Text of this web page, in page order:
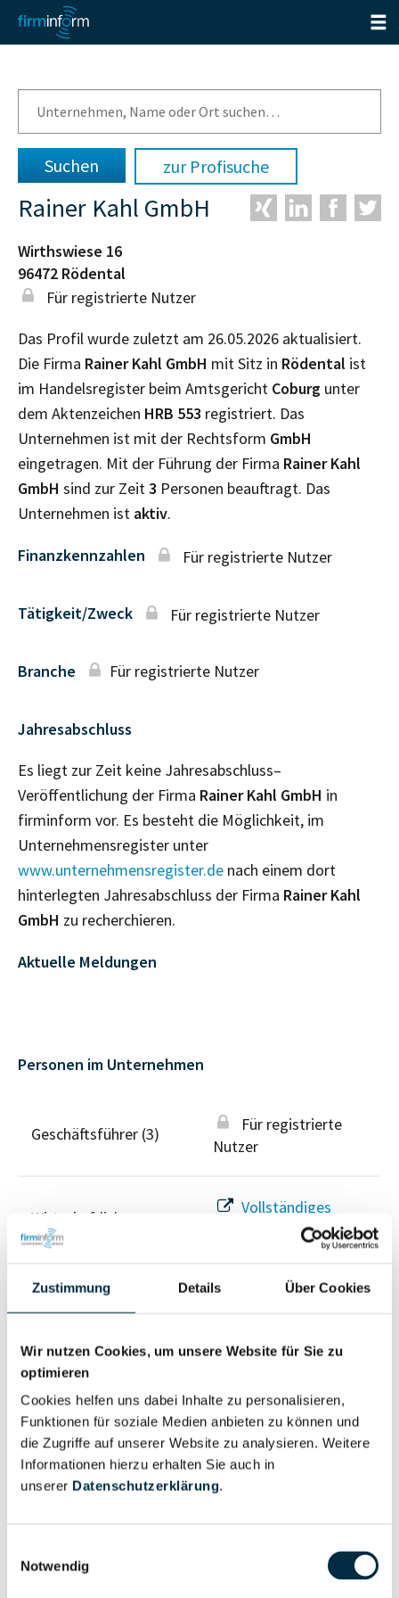
Zustimmung Details Über Cookies
Wir nutzen Cookies, um unsere Website für Sie zu
optimieren
Cookies helfen uns dabei Inhalte zu personalisieren,
Funktionen für soziale Medien anbieten zu können und
die Zugriffe auf unserer Website zu analysieren. Weitere
Informationen hierzu erhalten Sie auch in
unserer Datenschutzerklärung.
Notwendig
zur Profisuche
Rainer Kahl GmbH
Wirthswiese 16
96472 Rödental
Für registrierte Nutzer
Das Profil wurde zuletzt am 26.05.2026 aktualisiert.
Die Firma Rainer Kahl GmbH mit Sitz in Rödental ist
im Handelsregister beim Amtsgericht Coburg unter
dem Aktenzeichen HRB 553 registriert. Das
Unternehmen ist mit der Rechtsform GmbH
eingetragen. Mit der Führung der Firma Rainer Kahl
GmbH sind zur Zeit3 Personen beauftragt. Das
Unternehmen ist aktiv.
Finanzkennzahlen Für registrierte Nutzer
Tätigkeit/Zweck Für registrierte Nutzer
Branche Für registrierte Nutzer
Jahresabschluss
Es liegt zur Zeit keine Jahresabschluss–
Veröffentlichung der Firma Rainer Kahl GmbH in
firminform vor. Es besteht die Möglichkeit, im
Unternehmensregister unter
www.unternehmensregister.de nach einem dort
hinterlegten Jahresabschluss der Firma Rainer Kahl
GmbH zu recherchieren.
Aktuelle Meldungen
Personen im Unternehmen
Geschäftsführer (3)
Für registrierte
Nutzer
Wirtschaftlich
Berechtigter
Vollständiges
Unternehmensprofil
Gesellschafterstruktur
Vollständiges
Unternehmensprofil
anfragen